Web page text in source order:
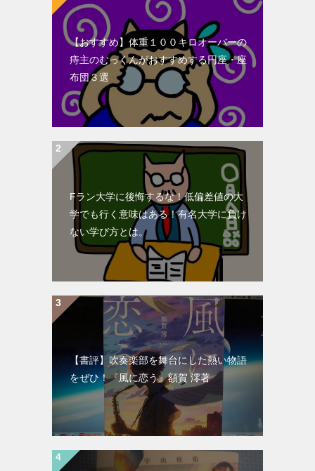
【おすすめ】体重１００キロオーバーの
痔主のむっくんがおすすめする円座・座
布団３選
Fラン大学に後悔するな！低偏差値の大
学でも行く意味はある！有名大学に負け
ない学び方とは。
【書評】吹奏楽部を舞台にした熱い物語
をぜひ！『風に恋う』額賀 澪著